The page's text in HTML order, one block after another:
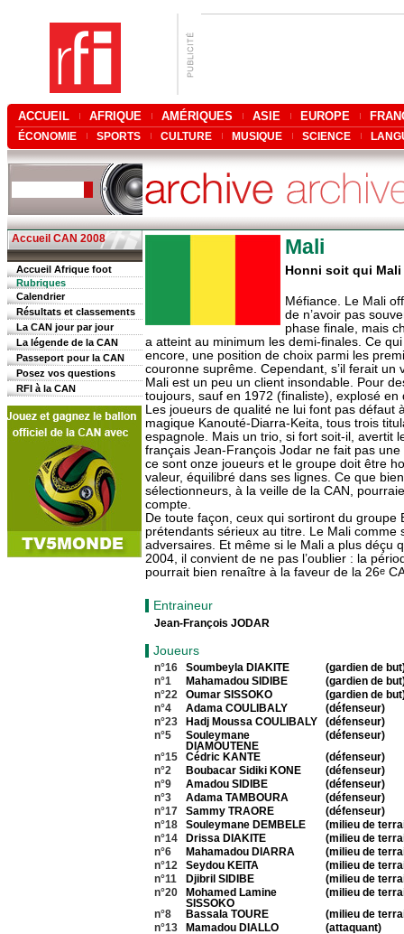
ACCUEIL AFRIQUE AMÉRIQUES ASIE EUROPE
ÉCONOMIE SPORTS CULTURE MUSIQUE SCIENCE
Accueil CAN 2008
Accueil Afrique foot
Rubriques
Calendrier
Résultats et classements
La CAN jour par jour
La légende de la CAN
Passeport pour la CAN
Posez vos questions
RFI à la CAN
Mali
Honni soit qui Mali
Méfiance. Le Mali
de n’avoir pas
phase finale, mais
a atteint au minimum les demi-finales. Ce
encore, une position de choix parmi les
couronne suprême. Cependant, s’il ferait un
Mali est un peu un client insondable. Pour
toujours, sauf en 1972 (finaliste), explosé en
Les joueurs de qualité ne lui font pas défaut
magique Kanouté-Diarra-Keita, tous trois
espagnole. Mais un trio, si fort soit-il, avertit
français Jean-François Jodar ne fait pas
ce sont onze joueurs et le groupe doit être
valeur, équilibré dans ses lignes. Ce que bien
sélectionneurs, à la veille de la CAN,
compte.
De toute façon, ceux qui sortiront du groupe
prétendants sérieux au titre. Le Mali comme
adversaires. Et même si le Mali a plus déçu
2004, il convient de ne pas l’oublier : la
pourrait bien renaître à la faveur de la 26e
Entraineur
Jean-François JODAR
Joueurs
n°16 Soumbeyla DIAKITE
(gardien de
n°1
Mahamadou SIDIBE
(gardien de
n°22
Oumar SISSOKO
(gardien de
n°4
Adama COULIBALY
(défenseur)
n°23
Hadj Moussa COULIBALY
(défenseur)
n°5
Souleymane
DIAMOUTENE
(défenseur)
n°15
Cédric KANTE
(défenseur)
n°2
Boubacar Sidiki KONE
(défenseur)
n°9
Amadou SIDIBE
(défenseur)
n°3
Adama TAMBOURA
(défenseur)
n°17
Sammy TRAORE
(défenseur)
n°18
Souleymane DEMBELE
(milieu de
n°14
Drissa DIAKITE
(milieu de
n°6
Mahamadou DIARRA
(milieu de
n°12
Seydou KEITA
(milieu de
n°11
Djibril SIDIBE
(milieu de
n°20
Mohamed Lamine
SISSOKO
(milieu de
n°8
Bassala TOURE
(milieu de
n°13
Mamadou DIALLO
(attaquant)